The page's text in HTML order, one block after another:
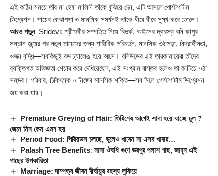
এই কঠিন সময়ে তাঁর মা হেমা মালিনী তাঁকে বুঝিয়ে দেন, এটি আসলে পোস্টপার্টাম
ডিপ্রেশন। মায়ের বোঝাপড়া ও মানসিক সমর্থনই তাঁকে ধীরে ধীরে সুস্থ করে তোলে।
আরও পড়ুন: Sridevi: শ্রীদেবীর সম্পত্তি নিয়ে বিতর্ক, আইনের দ্বারস্থ বনি কাপুর
সন্তান জন্মের পর নতুন মায়েদের জন্য শারীরিক পরিবর্তন, মানসিক ওঠাপড়া, নিদ্রাহীনতা,
ওজন বৃদ্ধি—সবকিছুই বড় চ্যালেঞ্জ হয়ে আসে। বলিউডের এই তারকামায়েরা তাঁদের
ব্যক্তিগত অভিজ্ঞতা শেয়ার করে দেখিয়েছেন, এই সংগ্রাম বাস্তব হলেও তা কাটিয়ে ওঠা
সম্ভব। পরিবার, চিকিৎসক ও নিজের মানসিক শক্তি—সব মিলে পোস্টপার্টাম ডিপ্রেশন
জয় করা যায়।
Premature Greying of Hair: তিরিশের আগেই সাদা হয়ে যাচ্ছে চুল ?
জেনে নিন কেন এমন হয়
Period Food: পিরিয়ডস চলছে, ভুলেও খাবেন না এসব খাবার…
Palash Tree Benefits: নানা ঔষধি গুণে ভরপুর পলাশ গাছ, জানুন এই
গাছের উপকারিতা
Marriage: দাম্পত্য জীবন দীর্ঘায়ুর রহস্য লুকিয়ে